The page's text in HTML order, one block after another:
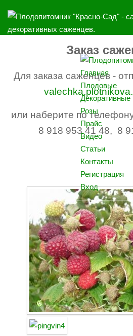
Главная
Плодовые
Декоративные
Розы
Прайс
Видео
Статьи
Контакты
Регистрация
Вход
Заказ
Для заказа саженцев -
или наберите по
8 918 953 41 48, 8